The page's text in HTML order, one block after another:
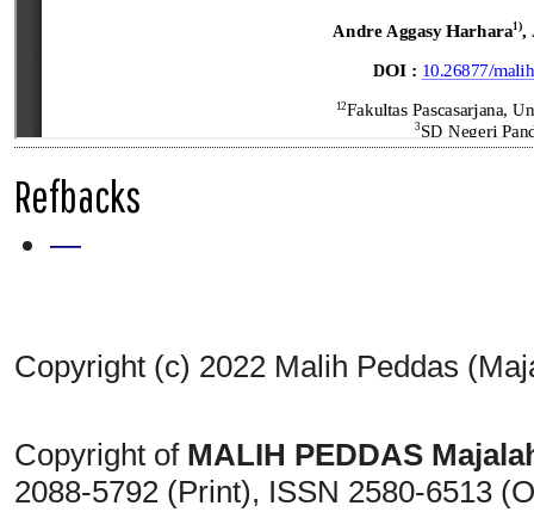
Refbacks
—
Copyright (c) 2022 Malih Peddas
Copyright ofMALIH PEDDAS
2088-5792 (Print), ISSN 2580-6513